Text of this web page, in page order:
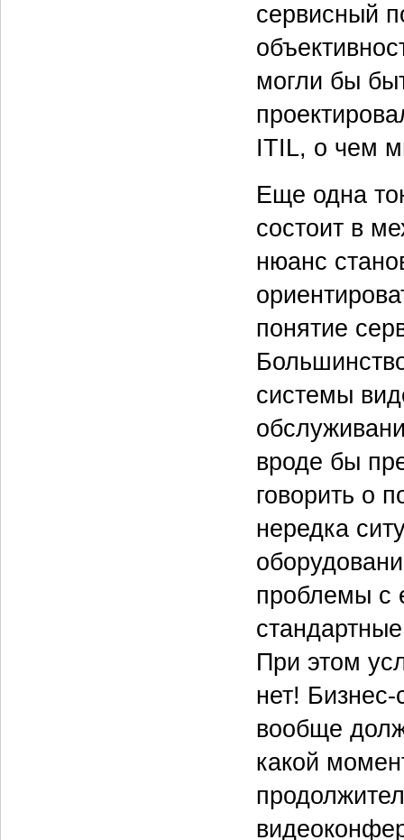
сервисный
могли бы
ITIL, о чем
Еще одна
состоит в
нюанс
понятие
системы
вроде бы
говорить о
нередка
проблемы с
При этом
нет!
вообще
какой